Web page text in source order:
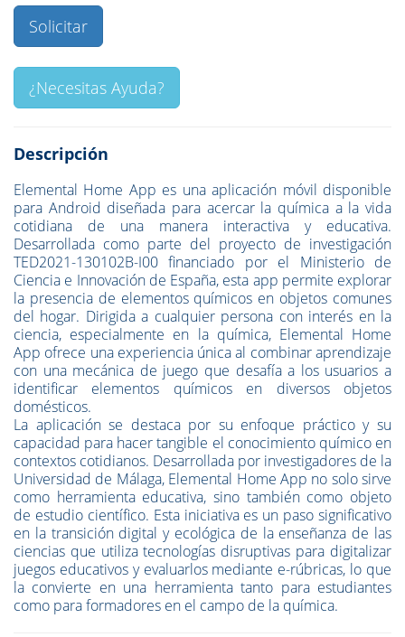
Solicitar
¿Necesitas Ayuda?
Descripción
Elemental Home App es una aplicación móvil disponible
para Android diseñada para acercar la química a la vida
cotidiana de una manera interactiva y educativa.
Desarrollada como parte del proyecto de investigación
TED2021-130102B-I00 financiado por el Ministerio de
Ciencia e Innovación de España, esta app permite explorar
la presencia de elementos químicos en objetos comunes
del hogar. Dirigida a cualquier persona con interés en la
ciencia, especialmente en la química, Elemental Home
App ofrece una experiencia única al combinar aprendizaje
con una mecánica de juego que desafía a los usuarios a
identificar elementos químicos en diversos objetos
domésticos.
La aplicación se destaca por su enfoque práctico y su
capacidad para hacer tangible el conocimiento químico en
contextos cotidianos. Desarrollada por investigadores de la
Universidad de Málaga, Elemental Home App no solo sirve
como herramienta educativa, sino también como objeto
de estudio científico. Esta iniciativa es un paso significativo
en la transición digital y ecológica de la enseñanza de las
ciencias que utiliza tecnologías disruptivas para digitalizar
juegos educativos y evaluarlos mediante e-rúbricas, lo que
la convierte en una herramienta tanto para estudiantes
como para formadores en el campo de la química.